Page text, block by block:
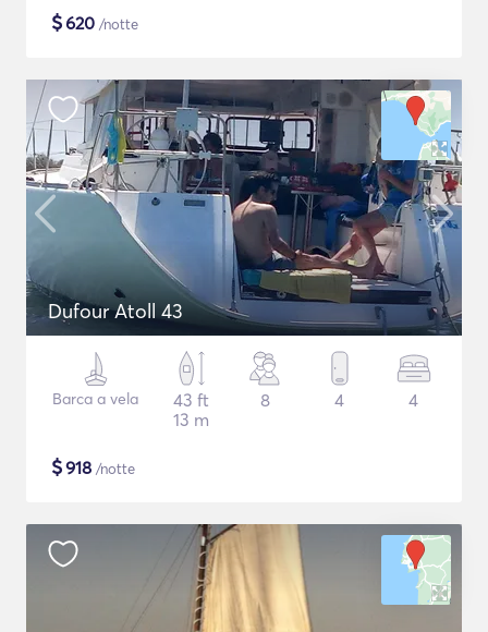
$620 /notte
Dufour Atoll 43
Barca a vela
43 ft
13 m
8 4 4
$918 /notte